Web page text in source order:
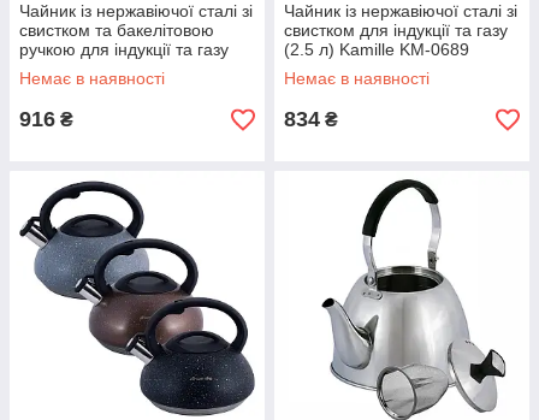
Чайник із нержавіючої сталі зі
свистком та бакелітовою
ручкою для індукції та газу
Коричневий 3л Kamille KM-
0855
Немає в наявності
916 ₴
Чайник із нержавіючої сталі зі
свистком для індукції та газу
(2.5 л) Kamille KM-0689
Немає в наявності
834 ₴